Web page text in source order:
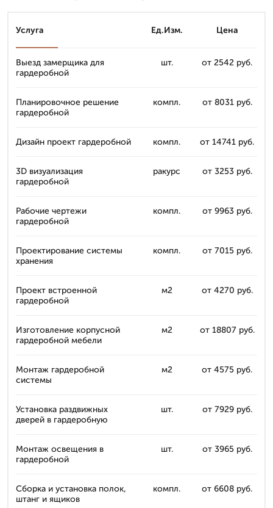
Услуга Ед.Изм. Цена
Выезд замерщика для
гардеробной
шт. от 2542 руб.
Планировочное решение
гардеробной
компл. от 8031 руб.
Дизайн проект гардеробной компл. от 14741 руб.
3D визуализация
гардеробной
ракурс от 3253 руб.
Рабочие чертежи
гардеробной
компл. от 9963 руб.
Проектирование системы
хранения
компл. от 7015 руб.
Проект встроенной
гардеробной
м2 от 4270 руб.
Изготовление корпусной
гардеробной мебели
м2 от 18807 руб.
Монтаж гардеробной
системы
м2 от 4575 руб.
Установка раздвижных
дверей в гардеробную
шт. от 7929 руб.
Монтаж освещения в
гардеробной
шт. от 3965 руб.
Сборка и установка полок,
штанг и ящиков
компл. от 6608 руб.